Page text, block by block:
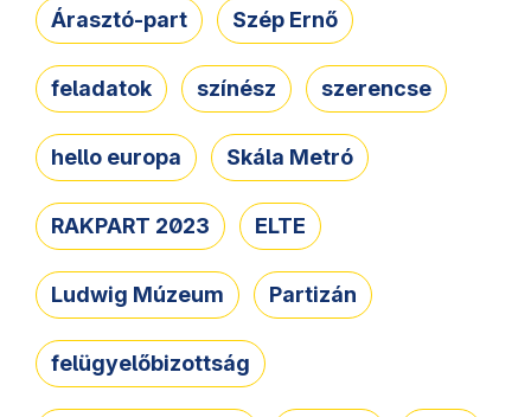
Árasztó-part Szép Ernő
feladatok színész szerencse
hello europa Skála Metró
RAKPART 2023 ELTE
Ludwig Múzeum Partizán
felügyelőbizottság